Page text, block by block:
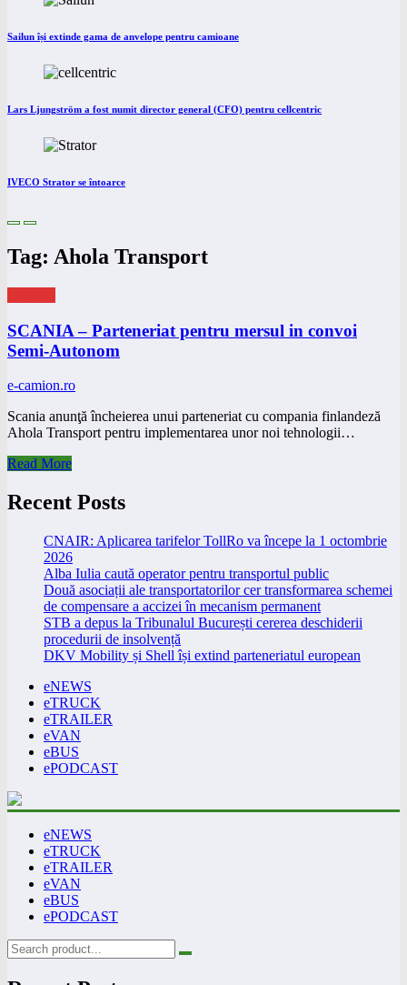
Sailun își extinde gama de anvelope pentru camioane
Lars Ljungström a fost numit director general (CFO) pentru cellcentric
IVECO Strator se întoarce
Tag: Ahola Transport
SCANIA – Parteneriat pentru mersul in convoi
Semi-Autonom
e-camion.ro
Scania anunţă încheierea unui parteneriat cu compania finlandeză
Ahola Transport pentru implementarea unor noi tehnologii…
Read More
Recent Posts
CNAIR: Aplicarea tarifelor TollRo va începe la 1 octombrie
2026
Alba Iulia caută operator pentru transportul public
Două asociații ale transportatorilor cer transformarea schemei
de compensare a accizei în mecanism permanent
STB a depus la Tribunalul București cererea deschiderii
procedurii de insolvență
DKV Mobility și Shell își extind parteneriatul european
eNEWS
eTRUCK
eTRAILER
eVAN
eBUS
ePODCAST
eNEWS
eTRUCK
eTRAILER
eVAN
eBUS
ePODCAST